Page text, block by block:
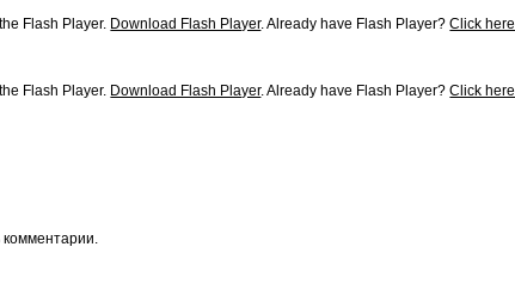
Flash Player. Download Flash Player. Already have Flash Player?Click here.
Flash Player. Download Flash Player. Already have Flash Player?Click here.
комментарии.